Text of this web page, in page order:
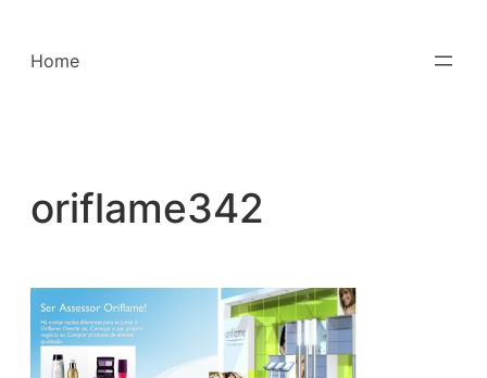
para
Home
oriflame342